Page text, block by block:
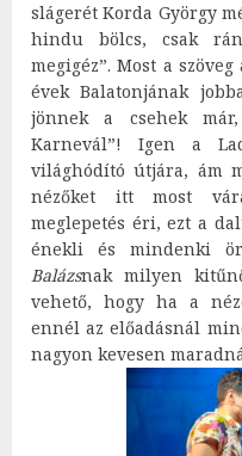
slágerét Korda György
hindu bölcs, csak
megigéz”. Most a
évek Balatonjának
jönnek a csehek
Karnevál”! Igen a
világhódító útjára, ám
nézőket itt most
meglepetés éri, ezt a
énekli és mindenki
Balázsnak milyen
vehető, hogy ha a
ennél az előadásnál
nagyon kevesen